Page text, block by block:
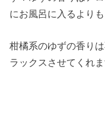
にお風呂に入るより
柑橘系のゆずの香り
ラックスさせてくれま